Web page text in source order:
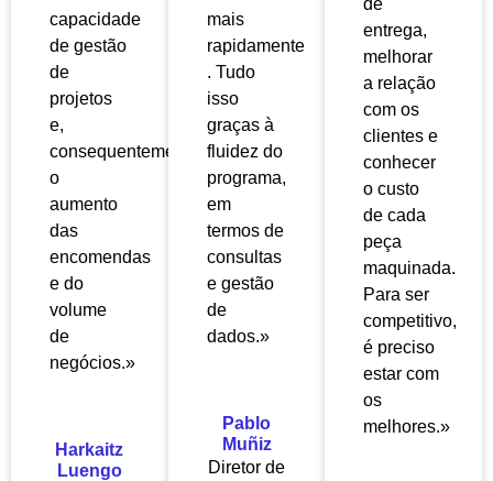
capacidade
de gestão
de
projetos
e,
consequentemente,
o
aumento
das
encomendas
e do
volume
de
negócios.»
Harkaitz
Luengo
mais
rapidamente
. Tudo
isso
graças à
fluidez do
programa,
em
termos de
consultas
e gestão
de
dados.»
Pablo
Muñiz
Diretor de
de
entrega,
melhorar
a relação
com os
clientes e
conhecer
o custo
de cada
peça
maquinada.
Para ser
competitivo,
é preciso
estar com
os
melhores.»